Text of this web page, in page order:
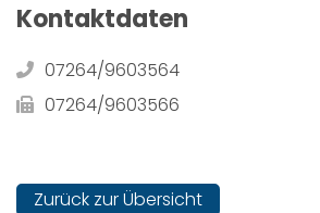
Kontaktdaten
07264/9603564
07264/9603566
Zurück zur Übersicht